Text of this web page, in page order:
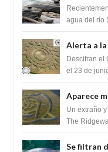
Lingas
agua del río
Alerta a la
del Crop
Descifran el
el 23 de
Aparece
Unido 23
Un extraño
The
Se filtran